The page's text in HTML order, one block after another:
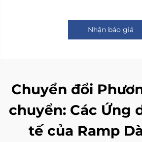
Nhận báo giá
Chuyển đổi
chuyển: Các Ứng
tế của Ramp